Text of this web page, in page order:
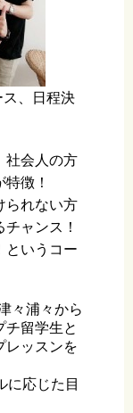
、日程決
社会人の方
特徴！
られない方
ャンス！
というコー
々浦々から
チ留学生と
レッスンを
に応じた目